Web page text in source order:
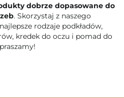
dobrze dopasowane do
. Skorzystaj z naszego
rodzaje podkładów,
kredek do oczu i pomad do